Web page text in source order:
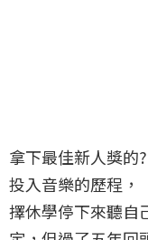
拿下最佳新人獎的
投入音樂的歷程，
擇休學停下來聽自